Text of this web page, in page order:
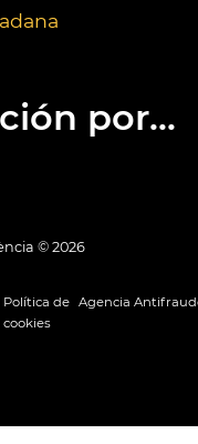
por...
© 2026
Política de
cookies
Agencia